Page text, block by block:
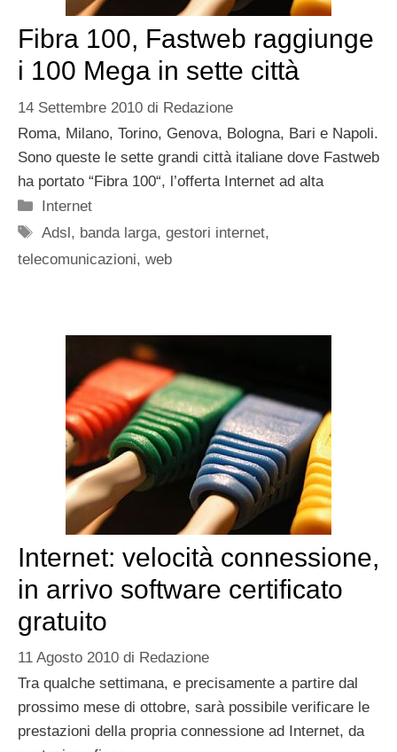
Fibra 100, Fastweb raggiunge
i 100 Mega in sette città
14 Settembre 2010 di Redazione
Roma, Milano, Torino, Genova, Bologna, Bari e Napoli.
Sono queste le sette grandi città italiane dove Fastweb
ha portato “Fibra 100“, l’offerta Internet ad alta
Categorie
Internet
Tag
Adsl, banda larga,gestori internet,
telecomunicazioni, web
Internet: velocità connessione,
in arrivo software certificato
gratuito
11 Agosto 2010 di Redazione
Tra qualche settimana, e precisamente a partire dal
prossimo mese di ottobre, sarà possibile verificare le
prestazioni della propria connessione ad Internet, da